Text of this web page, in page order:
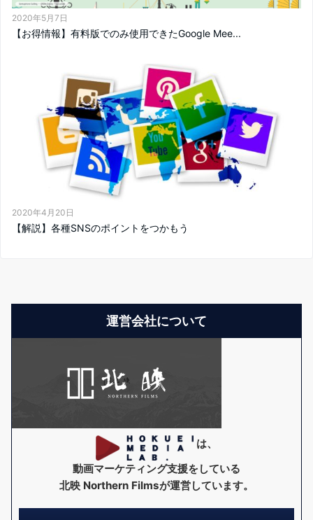
2020年5月7日
【お得情報】有料版でのみ使用できたGoogle Mee...
2020年4月20日
【解説】各種SNSのポイントをつかもう
運営会社について
は、
動画マーケティング支援をしている
北映 Northern Filmsが運営しています。